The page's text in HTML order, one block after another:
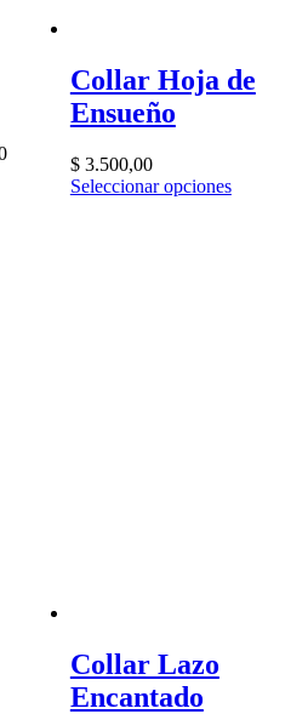
Collar Hoja de
Ensueño
$3.500,00
Seleccionar opciones
Collar Lazo
Encantado